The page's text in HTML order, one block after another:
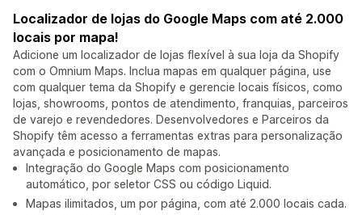
Localizador de lojas do Google Maps com até 2.000
locais por mapa!
Adicione um localizador de lojas flexível à sua loja da Shopify
com o Omnium Maps. Inclua mapas em qualquer página, use
com qualquer tema da Shopify e gerencie locais físicos, como
lojas, showrooms, pontos de atendimento, franquias, parceiros
de varejo e revendedores. Desenvolvedores e Parceiros da
Shopify têm acesso a ferramentas extras para personalização
avançada e posicionamento de mapas.
Integração do Google Maps com posicionamento
automático, por seletor CSS ou código Liquid.
Mapas ilimitados, um por página, com até 2.000 locais cada.